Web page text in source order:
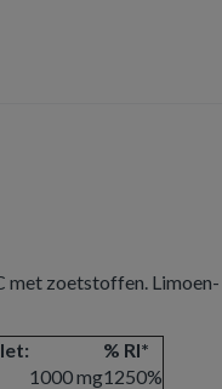
met zoetstoffen. Limoen-
% RI*
1000 mg1250%